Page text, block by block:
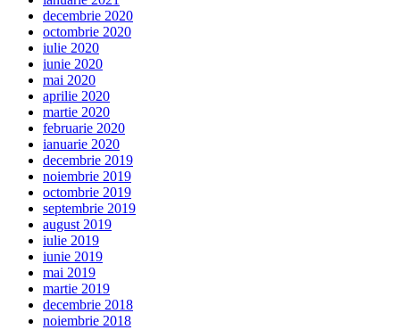
decembrie 2020
octombrie 2020
iulie 2020
iunie 2020
mai 2020
aprilie 2020
martie 2020
februarie 2020
ianuarie 2020
decembrie 2019
noiembrie 2019
octombrie 2019
septembrie 2019
august 2019
iulie 2019
iunie 2019
mai 2019
martie 2019
decembrie 2018
noiembrie 2018